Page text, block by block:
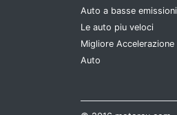
Rimac
Rivian
Rover
Auto a basse emissioni
Le auto piu veloci
Migliore Accelerazione
Auto